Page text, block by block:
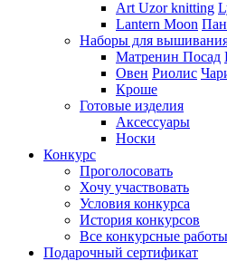
Art Uzor knitting
Lantern Moon
Наборы для
Матренин Посад
Овен Риолис
Кроше
Готовые изделия
Аксессуары
Носки
Конкурс
Проголосовать
Хочу участвовать
Условия конкурса
История конкурсов
Все конкурсные работы
Подарочный сертификат